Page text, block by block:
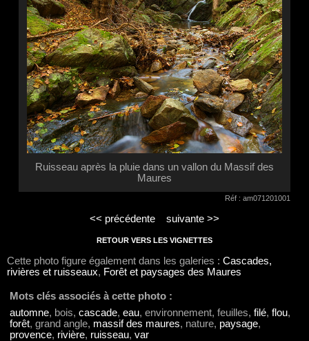
Ruisseau après la pluie dans un vallon du Massif des
Maures
Réf : am071201001
<< précédente suivante >>
RETOUR VERS LES VIGNETTES
Cette photo figure également dans les galeries : Cascades,
rivières et ruisseaux, Forêt et paysages des Maures
Mots clés associés à cette photo :
automne, bois, cascade, eau, environnement, feuilles, filé, flou,
forêt, grand angle, massif des maures, nature, paysage,
provence, rivière, ruisseau, var